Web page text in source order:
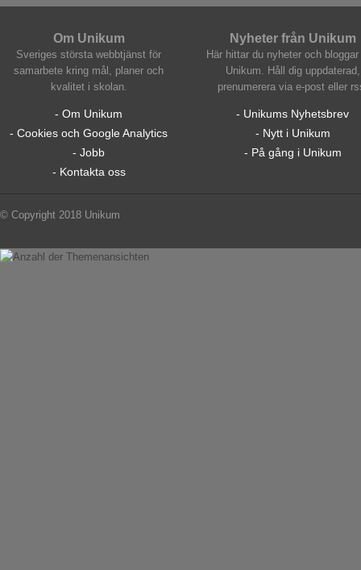
Om Unikum
Sveriges största webbtjänst för
samarbete kring mål, planer och
kvalitet i skolan.
- Om Unikum
- Cookies och Google Analytics
- Jobb
- Kontakta oss
Nyheter från Unikum
Här hittar du nyheter och bloggar
Unikum. Håll dig uppdaterad,
prenumerera via e-post eller
- Unikums Nyhetsbrev
- Nytt i Unikum
- På gång i Unikum
© Copyright 2018 Unikum